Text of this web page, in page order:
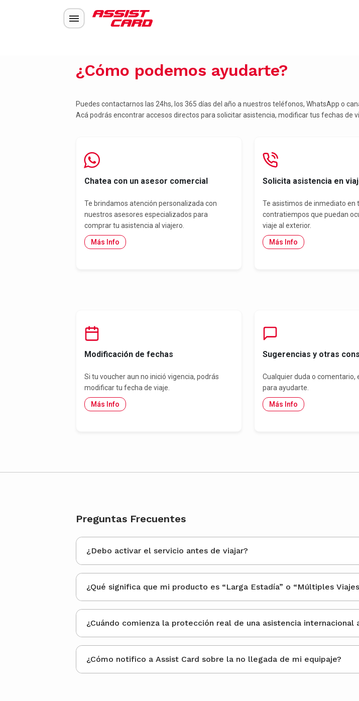
¿Cómo podemos ayudarte?
Puedes contactarnos las 24hs, los 365 días del año a nuestros teléfonos, WhatsApp o
Acá podrás encontrar accesos directos para solicitar asistencia, modificar tus fechas de
Chatea con un asesor comercial
Te brindamos atención personalizada con
nuestros asesores especializados para
comprar tu asistencia al viajero.
Más Info
Solicita asistencia en
Te asistimos de inmediato en
contratiempos que puedan
viaje al exterior.
Más Info
Modificación de fechas
Si tu voucher aun no inició vigencia, podrás
modificar tu fecha de viaje.
Más Info
Sugerencias y otras
Cualquier duda o comentario,
para ayudarte.
Más Info
Preguntas Frecuentes
¿Debo activar el servicio antes de viajar?
¿Qué significa que mi producto es “Larga Estadía” o “Múltiples
¿Cuándo comienza la protección real de
¿Cómo notifico a Assist Card sobre la no llegada de mi equipaje?